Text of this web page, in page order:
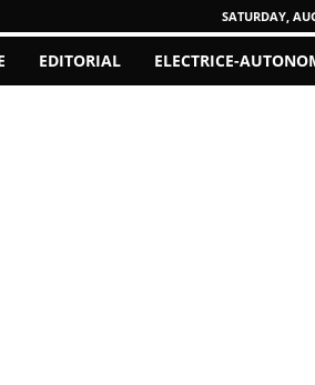
SATURDAY,
EDITORIAL ELECTRICE-